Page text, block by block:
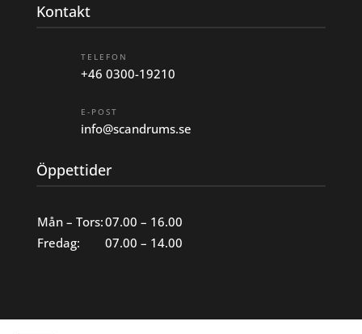
Kontakt
TELEFON
+46 0300-19210
E-POST
info@scandrums.se
Öppettider
Mån – Tors:07.00 – 16.00
Fredag:
07.00 – 14.00